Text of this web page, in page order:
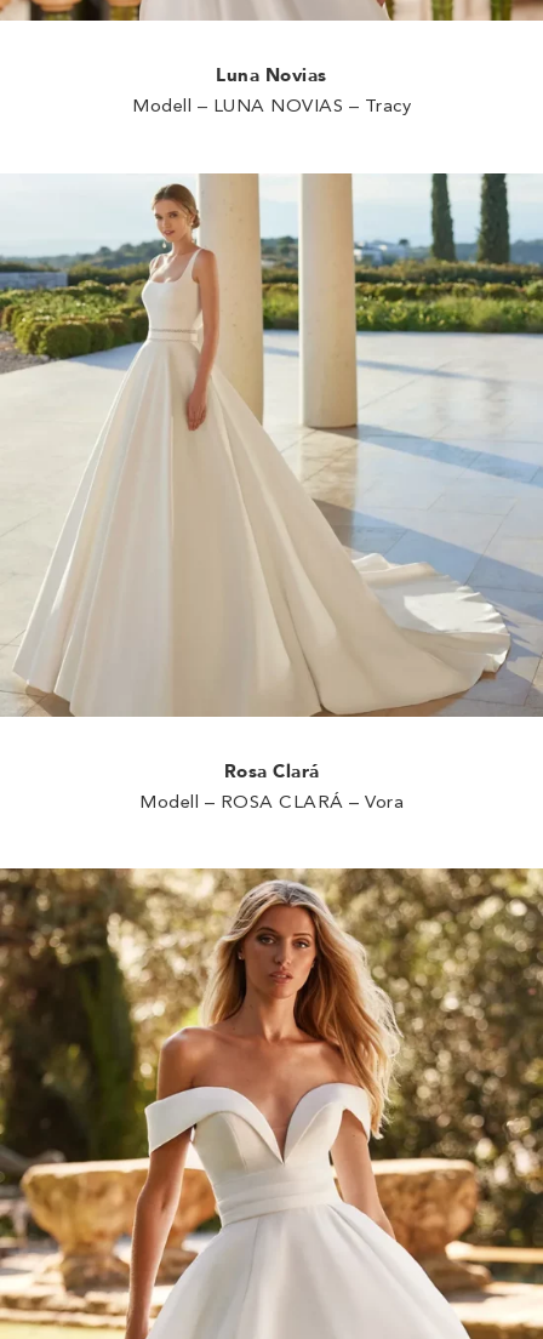
Luna Novias
Modell – LUNA NOVIAS – Tracy
Rosa Clará
Modell – ROSA CLARÁ – Vora